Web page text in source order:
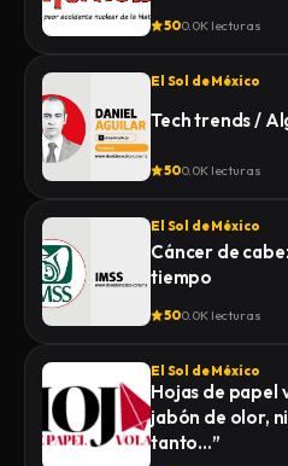
500.0K lecturas
El Sol de México
Tech trends /
500.0K lecturas
El Sol de México
Cáncer de
tiempo
500.0K lecturas
El Sol de México
Hojas de papel
jabón de olor,
tanto…”